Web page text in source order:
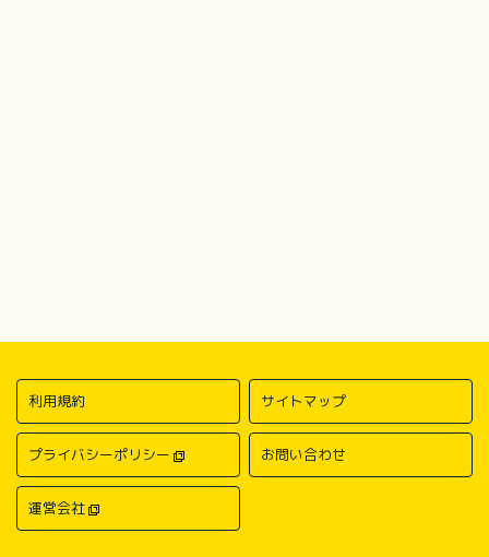
利用規約 サイトマップ
プライバシーポリシー お問い合わせ
運営会社